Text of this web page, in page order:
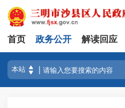
首页 政务公开 解读回应